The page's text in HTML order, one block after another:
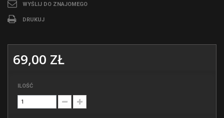
WYŚLIJ DO ZNAJOMEGO
DRUKUJ
69,00 ZŁ
ILOŚĆ